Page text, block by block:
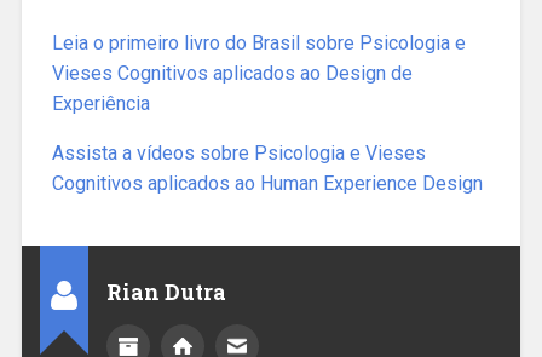
Leia o primeiro livro do Brasil sobre Psicologia e
Vieses Cognitivos aplicados ao Design de
Experiência
Assista a vídeos sobre Psicologia e Vieses
Cognitivos aplicados ao Human Experience Design
Rian Dutra